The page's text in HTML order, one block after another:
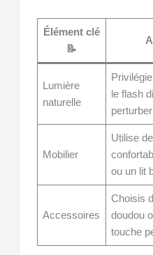
Élément clé
📝
Lumière
naturelle
le flash
Mobilier
Utilise
ou un lit
Accessoires
Choisis
doudou
touche